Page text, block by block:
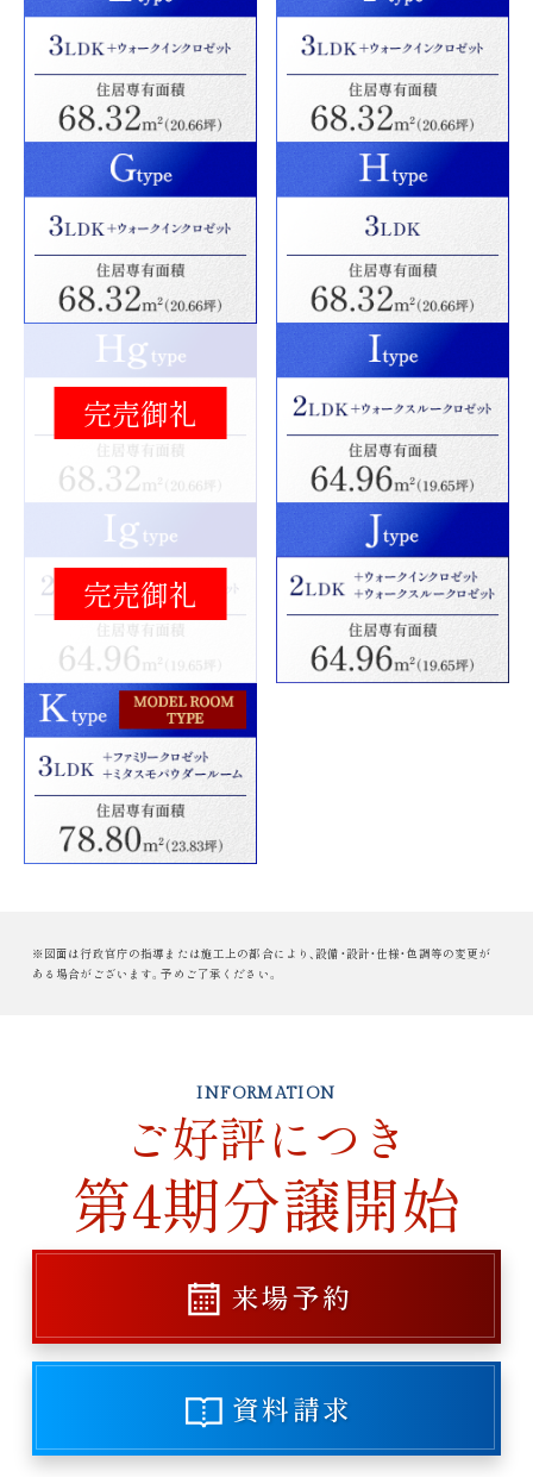
※図面は行政官庁の指導または施工上の都合により、設備・設計・仕様・色調等の変更が
ある場合がございます。予めご了承ください。
INFORMATION
ご好評につき
第4期分譲開始
来場予約
資料請求